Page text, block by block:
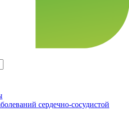
сердечно-сосудистой